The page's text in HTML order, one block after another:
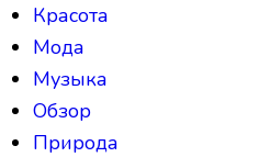
Красота
Мода
Музыка
Обзор
Природа